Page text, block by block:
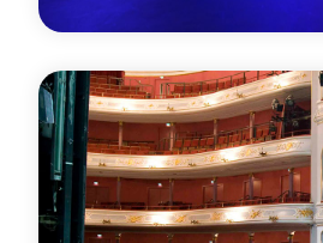
Harlequin Flexity è un sistema di
danza facile da installare per
semi-permanente.
Saperne di più
Di Harlequin Flexity™